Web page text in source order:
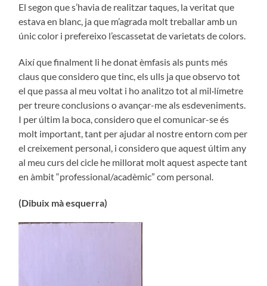
El segon que s’havia de realitzar taques, la veritat que
estava en blanc, ja que m’agrada molt treballar amb un
únic color i prefereixo l’escassetat de varietats de colors.
Així que finalment li he donat èmfasis als punts més
claus que considero que tinc, els ulls ja que observo tot
el que passa al meu voltat i ho analitzo tot al mil·límetre
per treure conclusions o avançar-me als esdeveniments.
I per últim la boca, considero que el comunicar-se és
molt important, tant per ajudar al nostre entorn com per
el creixement personal, i considero que aquest últim any
al meu curs del cicle he millorat molt aquest aspecte tant
en àmbit “professional/acadèmic” com personal.
(Dibuix mà esquerra)